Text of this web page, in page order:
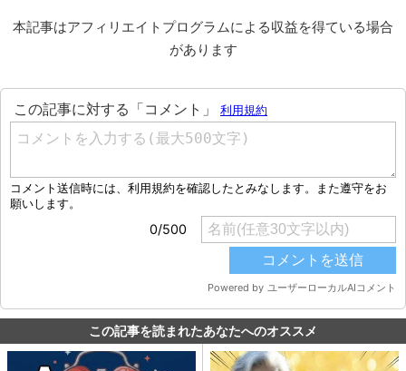
本記事はアフィリエイトプログラムによる収益を得ている場合
があります
この記事を読まれたあなたへのオススメ